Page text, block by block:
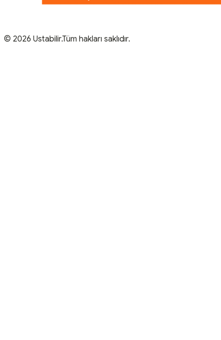
© 2026 Ustabilir.Tüm hakları saklıdır.